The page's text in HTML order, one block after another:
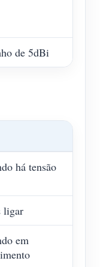
de 5dBi
há tensão
ligar
em